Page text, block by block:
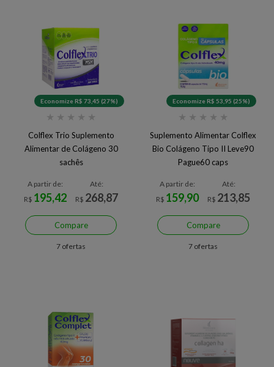
Economize R$ 73,45 (27%)
★ ★ ★ ★ ★
Colflex Trio Suplemento
Alimentar de Colágeno 30
sachês
A partir de:
R$ 195,42
Até:
R$ 268,87
Compare
7 ofertas
Economize R$ 53,95 (25%)
★ ★ ★ ★ ★
Suplemento Alimentar Colflex
Bio Colágeno Tipo II Leve90
Pague60 caps
A partir de:
R$ 159,90
Até:
R$ 213,85
Compare
7 ofertas